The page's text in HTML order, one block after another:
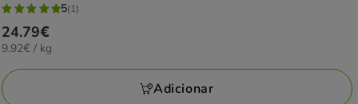
5
estrelas
com
1
avaliações
5(1)
Preço
24.79€
24.79€
9.92€
KG
9.92€ / kg
Adicionar